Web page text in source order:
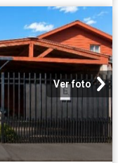
Ver foto